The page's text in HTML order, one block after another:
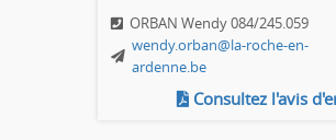
ORBAN Wendy 084/245.059
wendy.orban@la-roche-en-
ardenne.be
Consultez l'avis